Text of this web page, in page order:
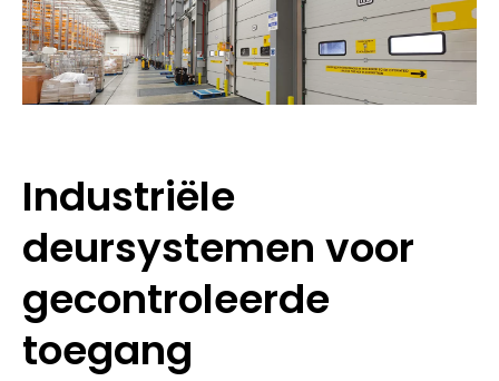
Industriële
deursystemen voor
gecontroleerde
toegang